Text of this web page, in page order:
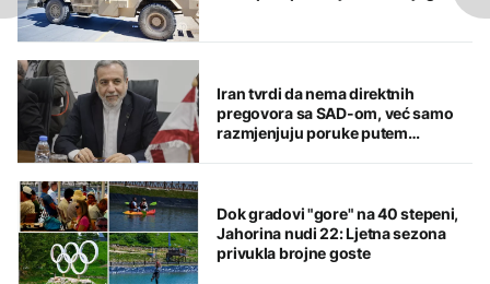
Iran tvrdi da nema direktnih
pregovora sa SAD-om, već samo
razmjenjuju poruke putem
Dok gradovi "gore" na 40 stepeni,
Jahorina nudi 22: Ljetna sezona
privukla brojne goste